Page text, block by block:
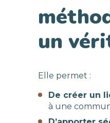
un
Elle permet :
De créer un
à une